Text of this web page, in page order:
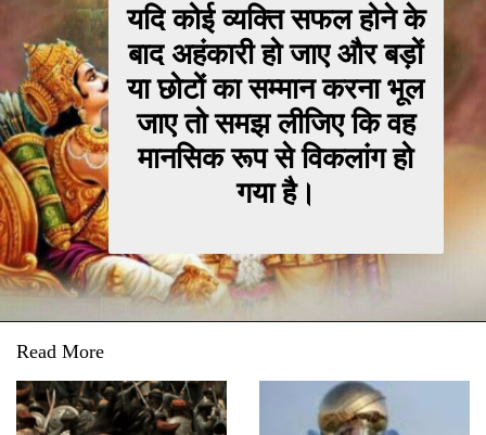
यदि कोई व्यक्ति सफल होने के
बाद अहंकारी हो जाए और बड़ों
या छोटों का सम्मान करना भूल
जाए तो समझ लीजिए कि वह
मानसिक रूप से विकलांग हो
गया है।
Read More